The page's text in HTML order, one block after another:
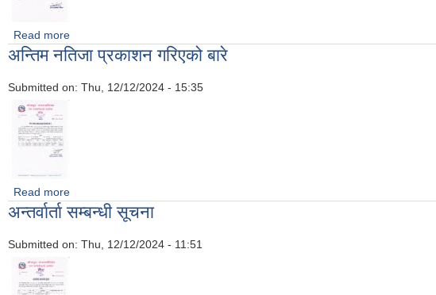
Read more
अन्तिम नतिजा प्रकाशन गरिएको बारे
Submitted on: Thu, 12/12/2024 - 15:35
Read more
अन्तर्वार्ता सम्बन्धी सूचना
Submitted on: Thu, 12/12/2024 - 11:51